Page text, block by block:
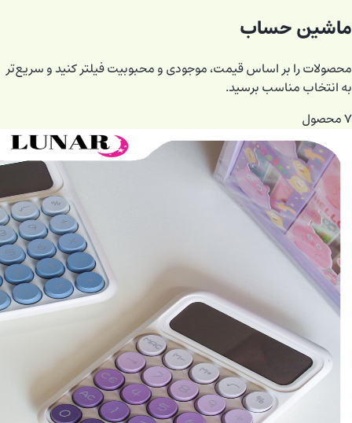
ماشین حساب
محصولات را بر اساس قیمت، موجودی و محبوبیت فیلتر کنید و سریع‌تر
به انتخاب مناسب برسید.
۷محصول